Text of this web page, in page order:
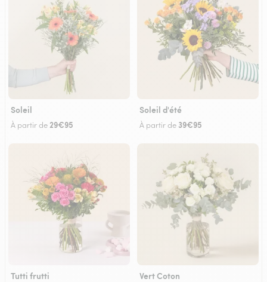
Soleil
À partir de 29€95
Soleil d'été
À partir de 39€95
Tutti frutti Vert Coton